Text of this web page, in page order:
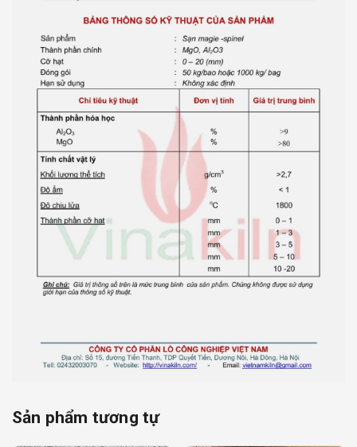
Sản phẩm tương tự